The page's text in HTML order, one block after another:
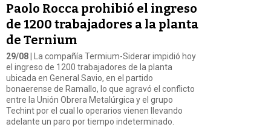
Paolo Rocca prohibió el ingreso
de 1200 trabajadores a la planta
de Ternium
29/08 | La compañía Termium-Siderar impidió hoy
el ingreso de 1200 trabajadores de la planta
ubicada en General Savio, en el partido
bonaerense de Ramallo, lo que agravó el conflicto
entre la Unión Obrera Metalúrgica y el grupo
Techint por el cual lo operarios vienen llevando
adelante un paro por tiempo indeterminado.